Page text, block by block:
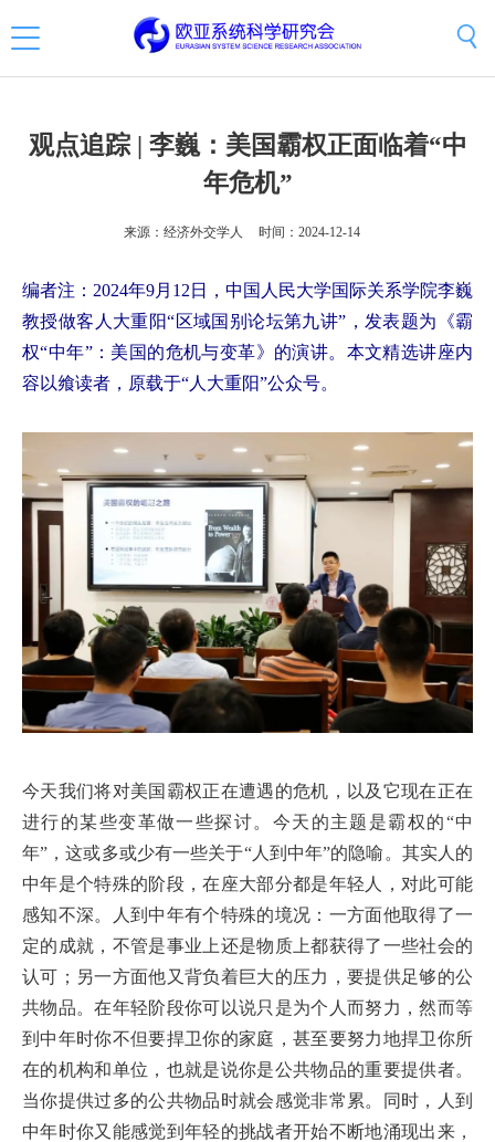
观点追踪 | 李巍：美国霸权正面临着“中
年危机”
来源：经济外交学人 时间：2024-12-14
编者注：2024年9月12日，中国人民大学国际关系学院李巍
教授做客人大重阳“区域国别论坛第九讲”，发表题为《霸
权“中年”：美国的危机与变革》的演讲。本文精选讲座内
容以飨读者，原载于“人大重阳”公众号。
今天我们将对美国霸权正在遭遇的危机，以及它现在正在
进行的某些变革做一些探讨。今天的主题是霸权的“中
年”，这或多或少有一些关于“人到中年”的隐喻。其实人的
中年是个特殊的阶段，在座大部分都是年轻人，对此可能
感知不深。人到中年有个特殊的境况：一方面他取得了一
定的成就，不管是事业上还是物质上都获得了一些社会的
认可；另一方面他又背负着巨大的压力，要提供足够的公
共物品。在年轻阶段你可以说只是为个人而努力，然而等
到中年时你不但要捍卫你的家庭，甚至要努力地捍卫你所
在的机构和单位，也就是说你是公共物品的重要提供者。
当你提供过多的公共物品时就会感觉非常累。同时，人到
中年时你又能感觉到年轻的挑战者开始不断地涌现出来，